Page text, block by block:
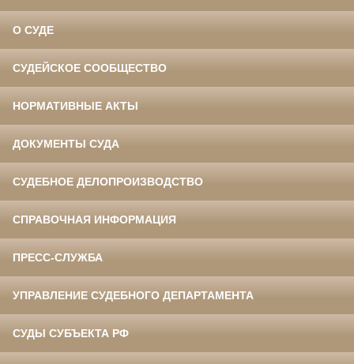
О СУДЕ
СУДЕЙСКОЕ СООБЩЕСТВО
НОРМАТИВНЫЕ АКТЫ
ДОКУМЕНТЫ СУДА
СУДЕБНОЕ ДЕЛОПРОИЗВОДСТВО
СПРАВОЧНАЯ ИНФОРМАЦИЯ
ПРЕСС-СЛУЖБА
УПРАВЛЕНИЕ СУДЕБНОГО ДЕПАРТАМЕНТА
СУДЫ СУБЪЕКТА РФ